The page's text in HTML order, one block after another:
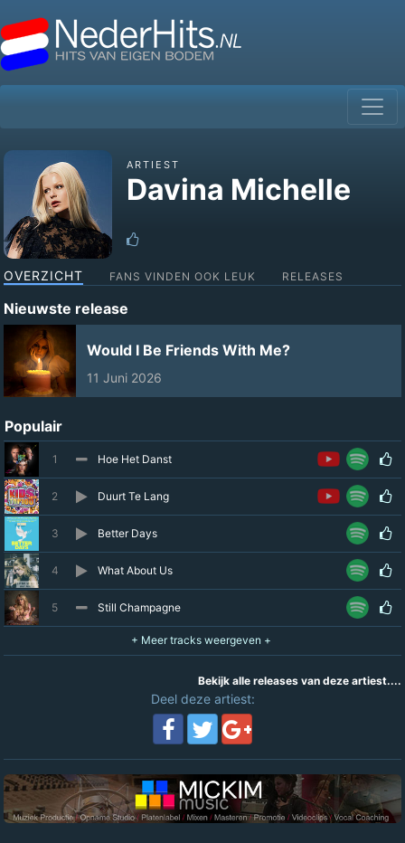
ARTIEST
Davina Michelle
OVERZICHT FANS VINDEN OOK LEUK RELEASES
Nieuwste release
Would I Be Friends With Me?
11 Juni 2026
Populair
1 Hoe Het Danst
2 Duurt Te Lang
3 Better Days
4 What About Us
5 Still Champagne
Bekijk alle releases van deze artiest....
Deel deze artiest: